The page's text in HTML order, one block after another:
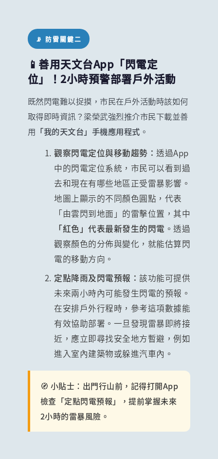
📡 防雷關鍵二
📱善用天文台App「閃電定
位」！2小時預警部署戶外活動
既然閃電難以捉摸，市民在戶外活動時該如何
取得即時資訊？梁榮武強烈推介市民下載並善
用 「我的天文台」手機應用程式 。
觀察閃電定位與移動趨勢：透過App
中的閃電定位系統，市民可以看到過
去和現在有哪些地區正受雷暴影響。
地圖上顯示的不同顏色圓點，代表
「由雲閃到地面」的雷擊位置，其中
「紅色」代表最新發生的閃電 。透過
觀察顏色的分佈與變化，就能估算閃
電的移動方向。
定點降雨及閃電預報：該功能可提供
未來兩小時內可能發生閃電的預報。
在安排戶外行程時，參考這項數據能
有效協助部署。一旦發現雷暴即將接
近，應立即尋找安全地方暫避，例如
進入室內建築物或躲進汽車內。
🧭 小貼士：出門行山前，記得打開App
檢查「定點閃電預報」，提前掌握未來
2小時的雷暴風險。